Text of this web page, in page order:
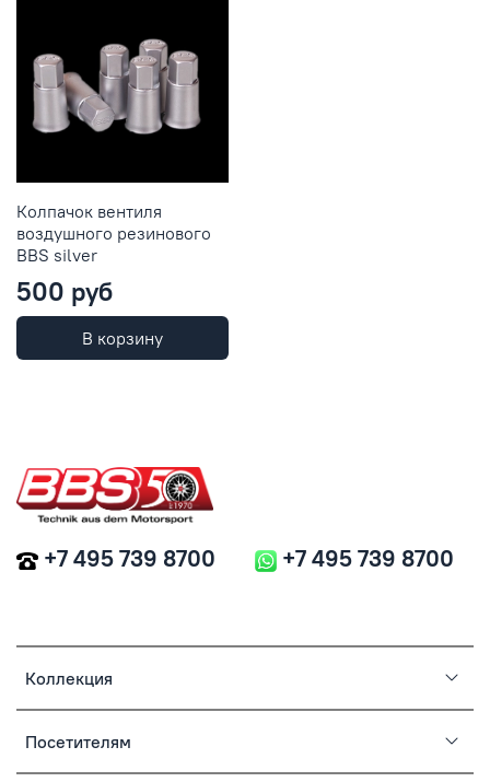
Колпачок вентиля
воздушного резинового
BBS silver
500 руб
В корзину
Коллекция
Посетителям
+7 495 739 8700 +7 495 739 8700